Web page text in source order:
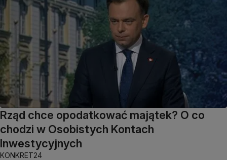
Rząd chce opodatkować majątek? O co
chodzi w Osobistych Kontach
Inwestycyjnych
KONKRET24